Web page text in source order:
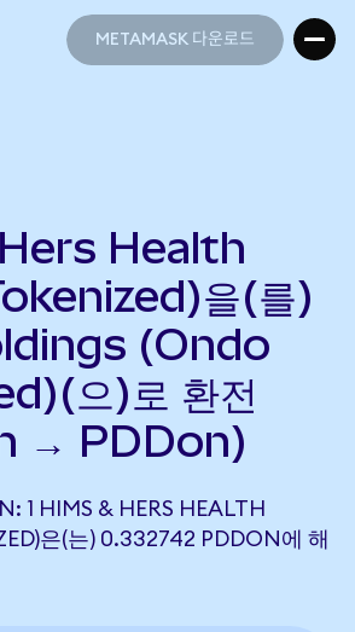
METAMASK 다운로드
Health
을(를)
(Ondo
으)로 환전
→ PDDon)
1 HIMS & HERS HEALTH
은(는) 0.332742 PDDON에 해